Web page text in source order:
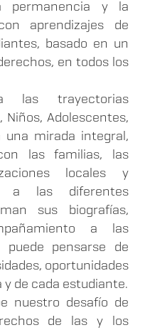
permanencia y la
aprendizajes de
basado en un
en todos los
las trayectorias
Niños, Adolescentes,
una mirada integral,
las familias, las
locales y
a las diferentes
sus biografías,
a las
puede pensarse de
oportunidades
de cada estudiante.
nuestro desafío de
de las y los